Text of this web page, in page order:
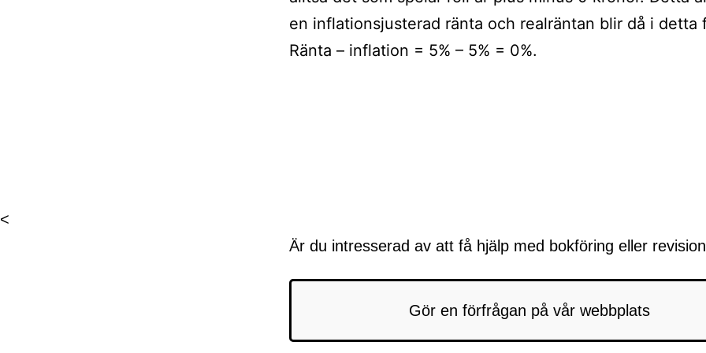
en inflationsjusterad ränta och realräntan blir då i detta
Ränta – inflation = 5% – 5% = 0%.
<
Är du intresserad av att få hjälp med bokföring eller
Gör en förfrågan på vår webbplats